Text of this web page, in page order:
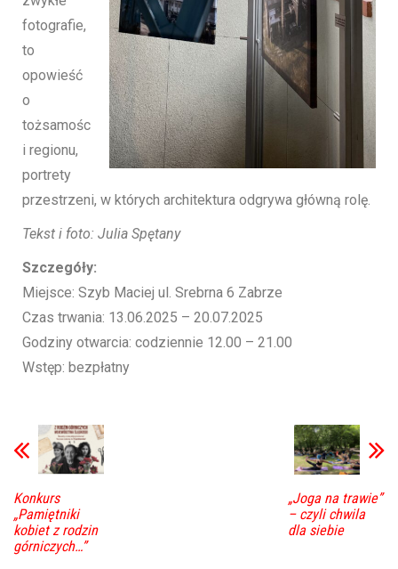
fotografie,
to
opowieść
o
tożsamośc
i regionu,
portrety
przestrzeni, w których architektura odgrywa główną rolę.
Tekst i foto: Julia Spętany
Szczegóły:
Miejsce: Szyb Maciej ul. Srebrna 6 Zabrze
Czas trwania: 13.06.2025 – 20.07.2025
Godziny otwarcia: codziennie 12.00 – 21.00
Wstęp: bezpłatny
Konkurs
„Pamiętniki
kobiet z rodzin
górniczych…”
„Joga na trawie”
– czyli chwila
dla siebie